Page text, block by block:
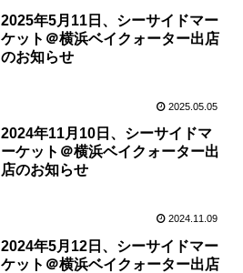
2025年5月11日、シーサイドマー
ケット＠横浜ベイクォーター出店
のお知らせ
2025.05.05
2024年11月10日、シーサイドマ
ーケット＠横浜ベイクォーター出
店のお知らせ
2024.11.09
2024年5月12日、シーサイドマー
ケット＠横浜ベイクォーター出店